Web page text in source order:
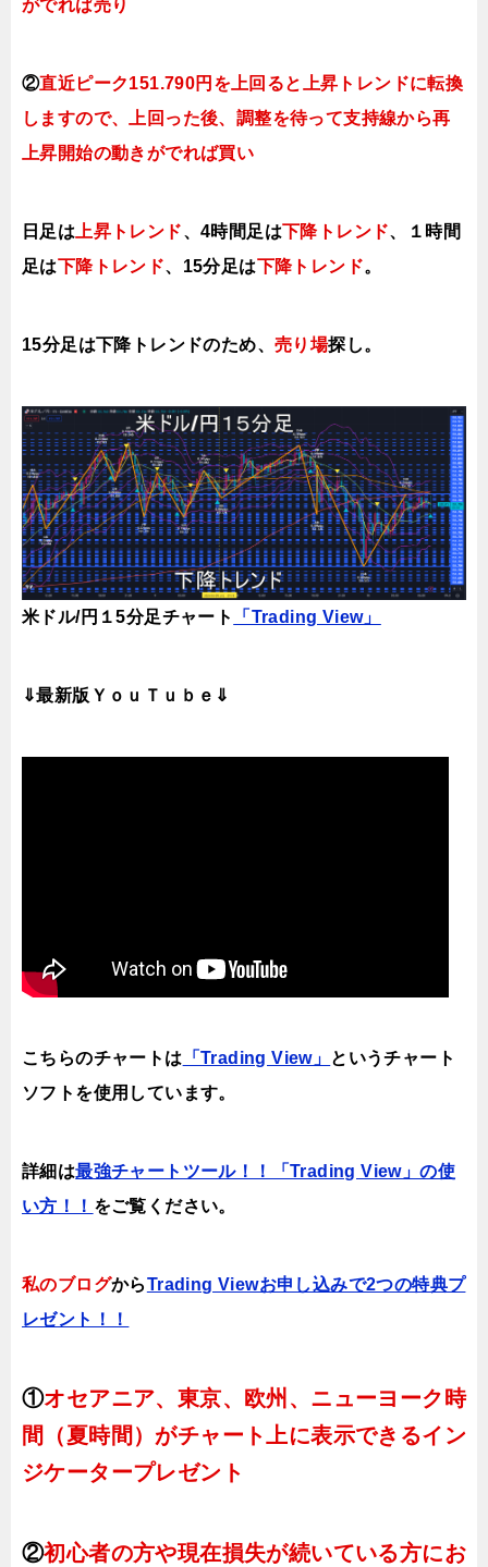
がでれば売り
②直近ピーク151.790円を上回ると上昇トレンドに転換
しますので、上回った後、調整を待って支持線から再
上昇開始の動きがでれば買い
日足は 上昇トレンド、4時間足は下降トレンド、１時間
足は下降トレンド、15分足は下降トレンド。
15分足は下降トレンドのため、売り場探し。
米ドル/円１5分足チャート 「Trading View」
⇓最新版ＹｏｕＴｕｂｅ⇓
こちらのチャートは 「Trading View」 というチャート
ソフトを使用しています。
詳細は最強チャートツール！！「Trading View」の使
い方！！ をご覧ください。
私のブログからTrading Viewお申し込みで2つの特典プ
レゼント！！
①オセアニア、東京、欧州、ニューヨーク時
間（夏時間）がチャート上に表示できるイン
ジケータープレゼント
②初心者の方や現在損失が続いている方にお